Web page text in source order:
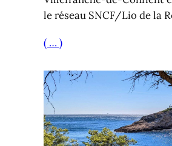
le réseau SNCF/Lio de la
( … )